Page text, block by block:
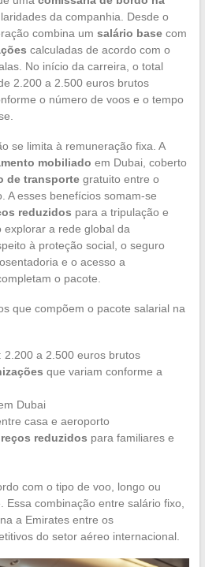
da companhia. Desde o
combina um salário basecom
calculadas de acordo com o
No início da carreira, o total
2.200 a 2.500 euros brutos
o número de voos e o tempo
se limita à remuneração fixa. A
mobiliado em Dubai, coberto
de transportegratuito entre o
A esses benefícios somam-se
reduzidos para a tripulação e
a rede global da
à proteção social, o seguro
e o acesso a
o pacote.
que compõem o pacote salarial na
: 2.200 a 2.500 euros brutos
que variam conforme a
Dubai
casa e aeroporto
reduzidos para familiares e
com o tipo de voo, longo ou
combinação entre salário fixo,
a Emirates entre os
do setor aéreo internacional.